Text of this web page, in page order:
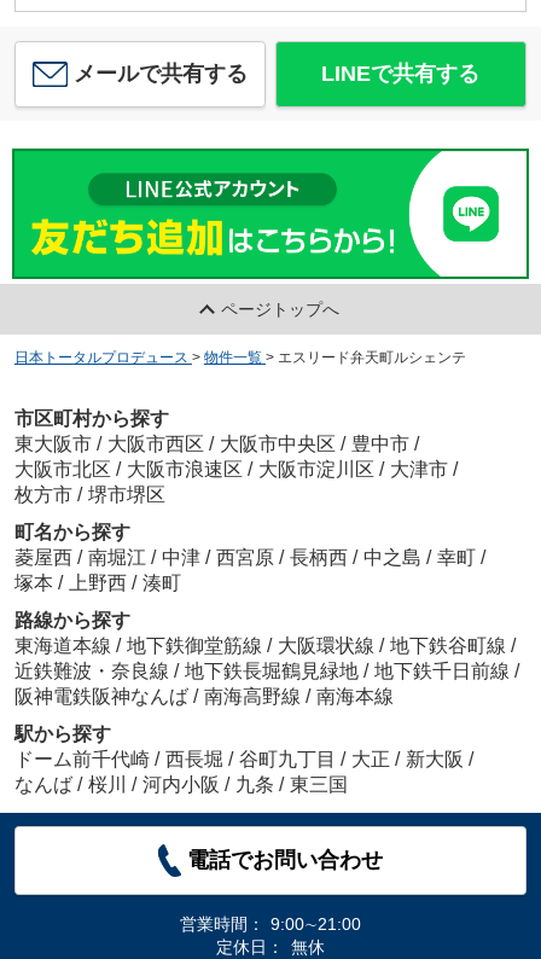
メールで共有する LINEで共有する
ページトップへ
日本トータルプロデュース > 物件一覧 > エスリード弁天町ルシェンテ
市区町村から探す
東大阪市 / 大阪市西区 / 大阪市中央区 / 豊中市 /
大阪市北区 / 大阪市浪速区 / 大阪市淀川区 / 大津市 /
枚方市 / 堺市堺区
町名から探す
菱屋西 / 南堀江 / 中津 / 西宮原 / 長柄西 / 中之島 / 幸町 /
塚本 / 上野西 / 湊町
路線から探す
東海道本線 / 地下鉄御堂筋線 / 大阪環状線 / 地下鉄谷町線 /
近鉄難波・奈良線 / 地下鉄長堀鶴見緑地 / 地下鉄千日前線 /
阪神電鉄阪神なんば / 南海高野線 / 南海本線
駅から探す
ドーム前千代崎 / 西長堀 / 谷町九丁目 / 大正 / 新大阪 /
なんば / 桜川 / 河内小阪 / 九条 / 東三国
電話でお問い合わせ
営業時間：
9:00∼21:00
定休日：
無休